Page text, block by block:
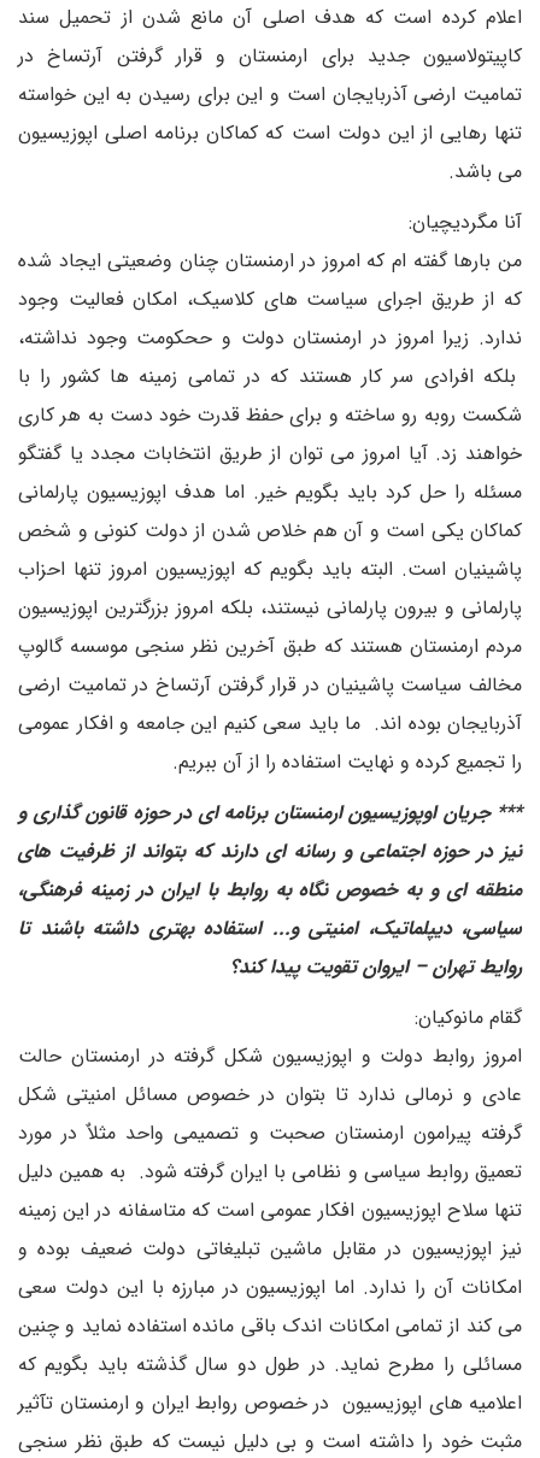
اعلام کرده است که هدف اصلی آن مانع شدن از تحمیل سند
کاپیتولاسیون جدید برای ارمنستان و قرار گرفتن آرتساخ در
تمامیت ارضی آذربایجان است و این برای رسیدن به این خواسته
تنها رهایی از این دولت است که کماکان برنامه اصلی اپوزیسیون
می باشد.
آنا مگردیچیان:
من بارها گفته ام که امروز در ارمنستان چنان وضعیتی ایجاد شده
که از طریق اجرای سیاست های کلاسیک، امکان فعالیت وجود
ندارد. زیرا امروز در ارمنستان دولت و ححکومت وجود نداشته،
بلکه افرادی سر کار هستند که در تمامی زمینه ها کشور را با
شکست روبه رو ساخته و برای حفظ قدرت خود دست به هر کاری
خواهند زد. آیا امروز می توان از طریق انتخابات مجدد یا گفتگو
مسئله را حل کرد باید بگویم خیر. اما هدف اپوزیسیون پارلمانی
کماکان یکی است و آن هم خلاص شدن از دولت کنونی و شخص
پاشینیان است. البته باید بگویم که اپوزیسیون امروز تنها احزاب
پارلمانی و بیرون پارلمانی نیستند، بلکه امروز بزرگترین اپوزیسیون
مردم ارمنستان هستند که طبق آخرین نظر سنجی موسسه گالوپ
مخالف سیاست پاشینیان در قرار گرفتن آرتساخ در تمامیت ارضی
آذربایجان بوده اند. ما باید سعی کنیم این جامعه و افکار عمومی
را تجمیع کرده و نهایت استفاده را از آن ببریم.
*** جریان اوپوزیسیون ارمنستان برنامه ای در حوزه قانون گذاری و
نیز در حوزه اجتماعی و رسانه ای دارند که بتواند از ظرفیت های
منطقه ای و به خصوص نگاه به روابط با ایران در زمینه فرهنگی،
سیاسی، دیپلماتیک، امنیتی و... استفاده بهتری داشته باشند تا
روایط تهران – ایروان تقویت پیدا کند؟
گقام مانوکیان:
امروز روابط دولت و اپوزیسیون شکل گرفته در ارمنستان حالت
عادی و نرمالی ندارد تا بتوان در خصوص مسائل امنیتی شکل
گرفته پیرامون ارمنستان صحبت و تصمیمی واحد مثلاٌ در مورد
تعمیق روابط سیاسی و نظامی با ایران گرفته شود. به همین دلیل
تنها سلاح اپوزیسیون افکار عمومی است که متاسفانه در این زمینه
نیز اپوزیسیون در مقابل ماشین تبلیغاتی دولت ضعیف بوده و
امکانات آن را ندارد. اما اپوزیسیون در مبارزه با این دولت سعی
می کند از تمامی امکانات اندک باقی مانده استفاده نماید و چنین
مسائلی را مطرح نماید. در طول دو سال گذشته باید بگویم که
اعلامیه های اپوزیسیون در خصوص روابط ایران و ارمنستان تآثیر
مثبت خود را داشته است و بی دلیل نیست که طبق نظر سنجی